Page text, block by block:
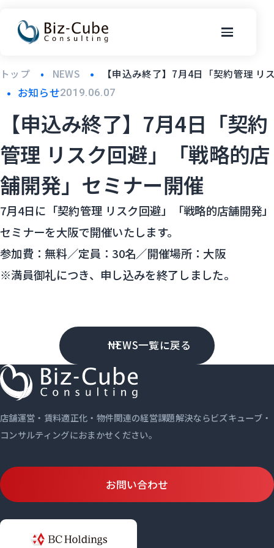
トップ NEWS 【申込み終了】7月4日「契約管理
お知らせ2019.06.07
【申込み終了】7月4日「契約
管理 リスク回避」「戦略的店
舗開発」セミナー開催
7月4日に「契約管理 リスク回避」「戦略的店舗開発」
セミナーを大阪で開催いたします。
参加費：無料／定員：30名／開催場所：大阪
※満員御礼につき、申し込みを終了しました。
NEWS一覧に戻る
店舗運営・賃料適正化・物件関連の経営課題解決ならビズキューブ・
コンサルティングにおまかせください。
お問い合わせ